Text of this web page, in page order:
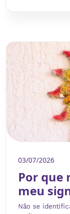
03/07/2026
Por que
meu
Não se